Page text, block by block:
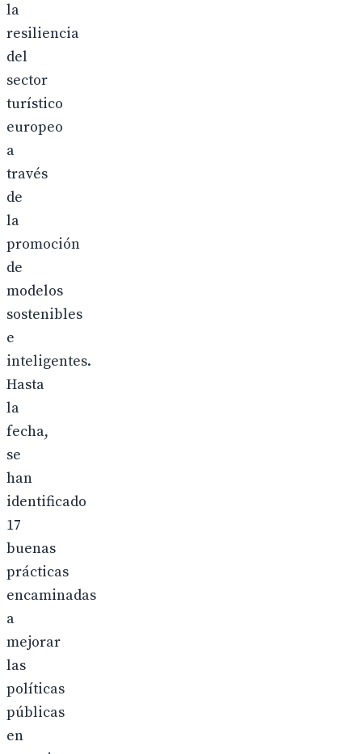
la
resiliencia
del
sector
turístico
europeo
a
través
de
la
promoción
de
modelos
sostenibles
e
inteligentes.
Hasta
la
fecha,
se
han
identificado
17
buenas
prácticas
encaminadas
a
mejorar
las
políticas
públicas
en